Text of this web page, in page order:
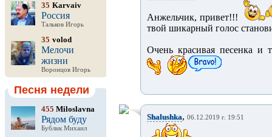
35 Karvaiv
Россия
Тальков Игорь
35 volod
Мелочи
жизни
Воронцов Игорь
Песня недели
455 Miloslavna
Рядом буду
Бублик Михаил
Анжельчик, привет!!!
твой шикарный голос
Очень красивая песенка
Shalushka, 06.12.2019 г. 19:51